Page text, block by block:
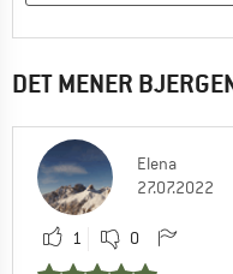
DET MENER
Elena
27.07.2022
1 0